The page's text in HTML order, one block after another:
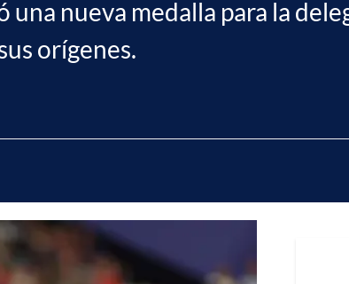
nueva medalla para la
orígenes.